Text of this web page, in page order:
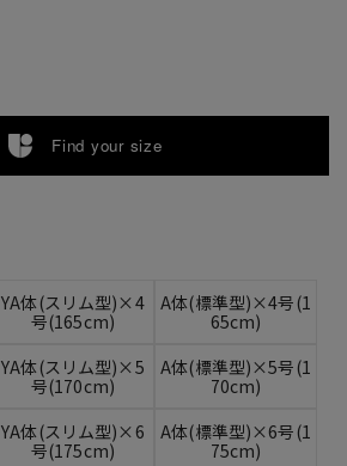
Find your size
YA体(スリム型)×4
号(165cm)
A体(標準型)×4号(1
65cm)
YA体(スリム型)×5
号(170cm)
A体(標準型)×5号(1
70cm)
YA体(スリム型)×6
号(175cm)
A体(標準型)×6号(1
75cm)